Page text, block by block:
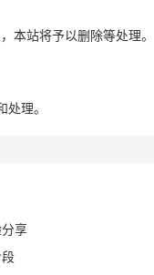
本站将予以删除等处理。
理。
享